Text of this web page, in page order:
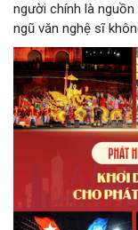
người chính là
ngũ văn nghệ sĩ
mà còn giữ vai trò
phẩm công nghiệp
điều kiện để nguồn
để Hà Nội khai thác
lực cạnh tranh và
trong kỷ nguyên mới.